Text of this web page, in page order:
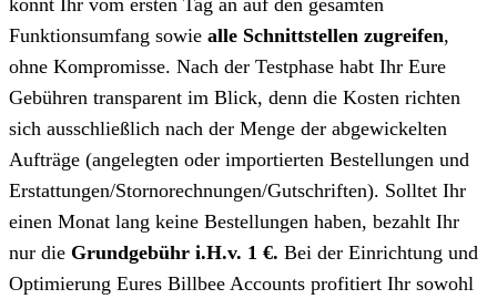
Funktionsumfang sowie alle Schnittstellen zugreifen,
ohne Kompromisse. Nach der Testphase habt Ihr Eure
Gebühren transparent im Blick, denn die Kosten richten
sich ausschließlich nach der Menge der abgewickelten
Aufträge (angelegten oder importierten Bestellungen und
Erstattungen/Stornorechnungen/Gutschriften). Solltet Ihr
einen Monat lang keine Bestellungen haben, bezahlt Ihr
nur die Grundgebühr i.H.v. 1 €. Bei der Einrichtung und
Optimierung Eures Billbee Accounts profitiert Ihr sowohl